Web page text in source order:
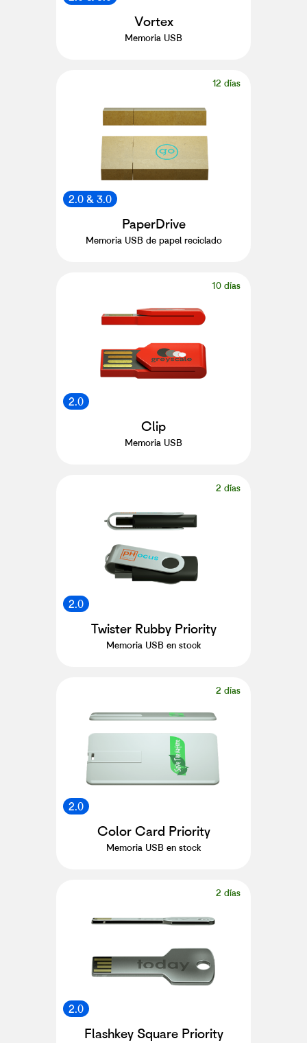
Vortex
Memoria USB
12 días
2.0 & 3.0
PaperDrive
Memoria USB de papel reciclado
10 días
2.0
Clip
Memoria USB
2 días
2.0
Twister Rubby Priority
Memoria USB en stock
2 días
2.0
Color Card Priority
Memoria USB en stock
2 días
2.0
Flashkey Square Priority